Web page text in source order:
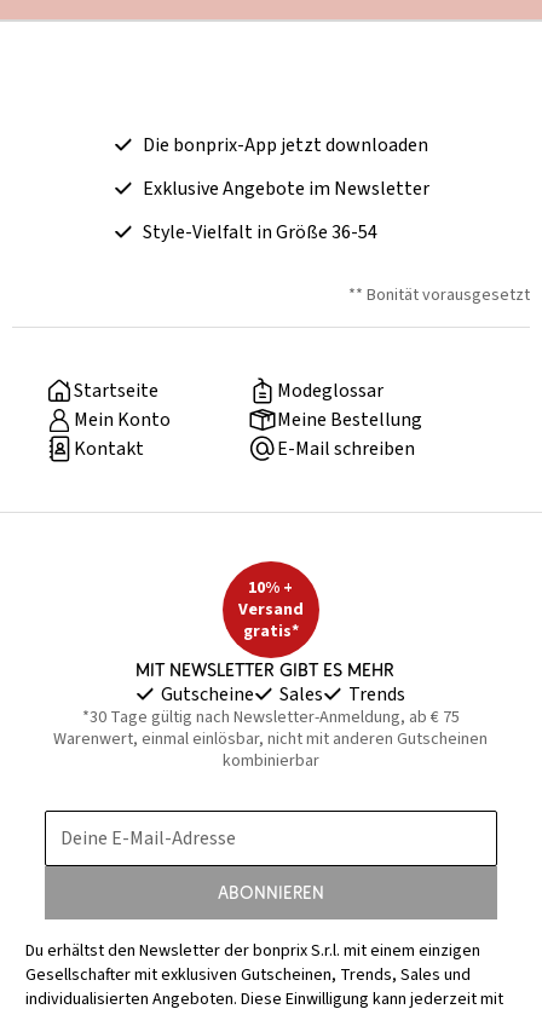
Die bonprix-App jetzt downloaden
Exklusive Angebote im Newsletter
Style-Vielfalt in Größe 36-54
** Bonität vorausgesetzt
Startseite
Modeglossar
Mein Konto
Meine Bestellung
Kontakt
E-Mail schreiben
10% +
Versand
gratis*
Mit Newsletter gibt es mehr
Gutscheine Sales Trends
*30 Tage gültig nach Newsletter-Anmeldung, ab € 75
Warenwert, einmal einlösbar, nicht mit anderen Gutscheinen
kombinierbar
Deine E-Mail-Adresse
Abonnieren
Du erhältst den Newsletter der bonprix S.r.l. mit einem einzigen
Gesellschafter mit exklusiven Gutscheinen, Trends, Sales und
individualisierten Angeboten. Diese Einwilligung kann jederzeit mit